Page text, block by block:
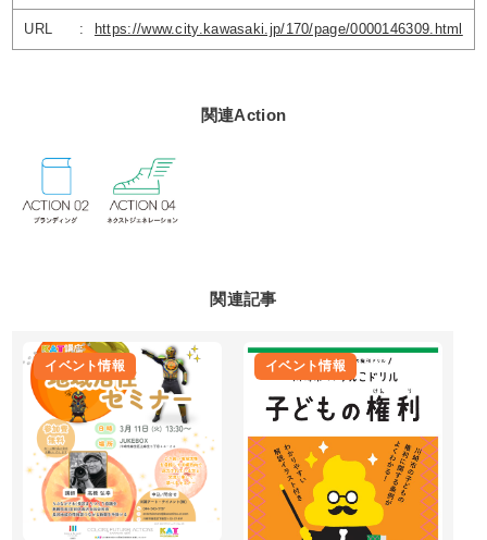
URL : https://www.city.kawasaki.jp/170/page/0000146309.html
関連Action
関連記事
イベント情報 イベント情報